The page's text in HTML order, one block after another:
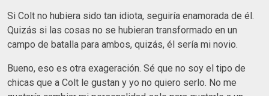
Si Colt no hubiera sido tan idiota, seguiría enamorada de él.
Quizás si las cosas no se hubieran transformado en un
campo de batalla para ambos, quizás, él sería mi novio.
Bueno, eso es otra exageración. Sé que no soy el tipo de
chicas que a Colt le gustan y yo no quiero serlo. No me